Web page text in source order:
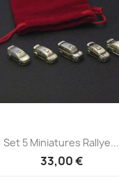
Set 5 Miniatures Rallye...
33,00 €